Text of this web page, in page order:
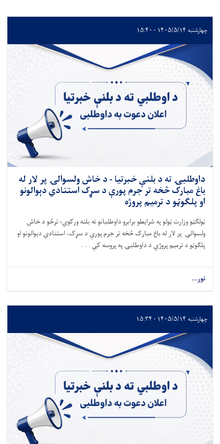
چهارشنبه ۱۴۰۵/۵/۱۴ - ۱۵:۴۰
داوطلبۍ ته د بلنې خبرتیا - د خاش ولسوالۍ پر لار له
باغ مبارک څخه تر جرم پورې د سړک استنادي دېوالونو
او پلګوټو د ترمیم پروژه
ټولګټو وزارت ټولو په شرایطو برابرو داوطلبانو ته بلنه ورکوي؛ ترڅو د خاش
ولسوالۍ پر لار له باغ مبارک څخه تر جرم پورې د سړک، استنادي دېوالونو او
پلګوټو د ترمیم پروژې د داوطلبۍ په پروسه کې . . .
نور...
چهارشنبه ۱۴۰۵/۵/۱۴ - ۱۵:۳۴